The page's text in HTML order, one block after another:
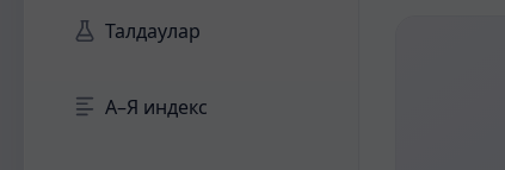
Талдаулар
А–Я индекс